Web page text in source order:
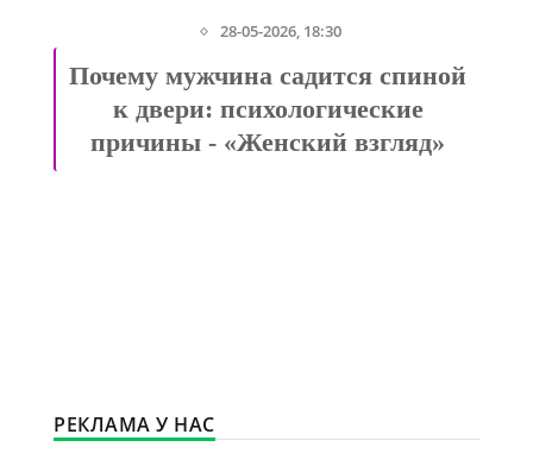
28-05-2026, 18:30
Почему мужчина садится спиной
к двери: психологические
причины - «Женский взгляд»
РЕКЛАМА У НАС